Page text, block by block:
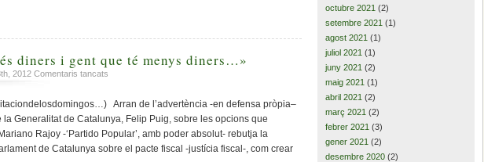
pel
Popular’
Constitucional,
la
pitjor
sentència
la
dimissió
de
diners i gent que té menys diners…»
2012 Comentaris tancats
gent
té
més
diners
Arran de l’advertència -en defensa pròpia–
la Generalitat de Catalunya, Felip Puig, sobre les opcions que
Rajoy -‘Partido Popular’, amb poder absolut- rebutja la
de Catalunya sobre el pacte fiscal -justícia fiscal-, com crear
octubre 2021 (2)
setembre 2021 (1)
agost 2021 (1)
juliol 2021 (1)
juny 2021 (2)
maig 2021 (1)
abril 2021 (2)
març 2021 (2)
febrer 2021 (3)
gener 2021 (2)
desembre 2020 (2)